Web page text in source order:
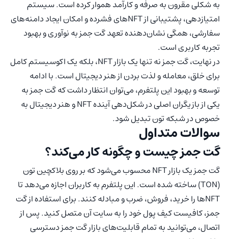
به شکلی مقرون به صرفه و کارآمد هموار کرده است. سیستم
امتیازدهی، پشتیبانی از NFTهای فشرده و امکان ایجاد دامنه‌های
سفارشی، همگی نشان‌دهنده تعهد گت جمز به نوآوری و بهبود
تجربه کاربری است.
در نهایت، گت جمز نه تنها یک بازار NFT، بلکه یک اکوسیستم کامل
برای خلق، معامله و لذت بردن از هنر دیجیتال است. با ادامه
توسعه و بهبود این پلتفرم، می‌توان انتظار داشت که گت جمز به
یکی از بازیگران اصلی در شکل‌دهی آینده NFT و هنر دیجیتال به
خصوص در شبکه تون تبدیل شود.
سوالات متداول
گت جمز چیست و چگونه کار می‌کند؟
گت جمز یک بازار NFT محسوب می‌شود که بر روی بلاکچین تون
(TON) ساخته شده است. این پلتفرم به کاربران اجازه می‌دهد تا
NFTها را خرید، فروش، ضرب و مبادله کنند. برای استفاده از گت
جمز، کافیست کیف پول خود را به سایت آن متصل کنید. پس از
اتصال، می‌توانید به تمام قابلیت‌های بازار گت جمز دسترسی